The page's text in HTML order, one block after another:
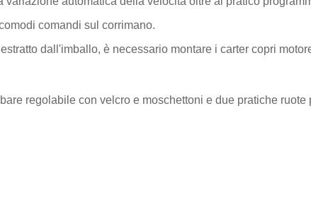
comandi sul corrimano.
dall'imballo, è necessario montare i carter copri
regolabile con velcro e moschettoni e due pratiche ruote